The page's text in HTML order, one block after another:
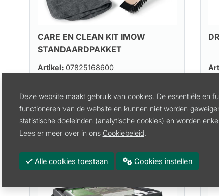
CARE EN CLEAN KIT IMOW
STANDAARDPAKKET
Artikel: 07825168600
16.61 excl. btw
In winkelmand
Deze website maakt gebruik van cookies. De essentiële en
functioneren van de website en kunnen niet worden
statistische doeleinden (analytische cookies) en worden
Lees er meer over in ons Cookiebeleid.
Alle cookies toestaan Cookies instellen